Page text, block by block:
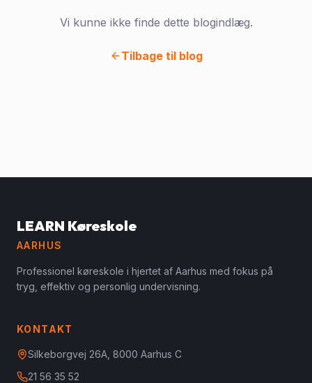
Vi kunne ikke finde dette blogindlæg.
Tilbage til blog
LEARN Køreskole
AARHUS
Professionel køreskole i hjertet af Aarhus med fokus på
tryg, effektiv og personlig undervisning.
KONTAKT
Silkeborgvej 26A, 8000 Aarhus C
21 56 35 52